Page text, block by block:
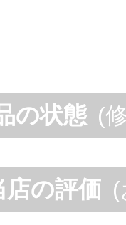
の状態 (
の評価